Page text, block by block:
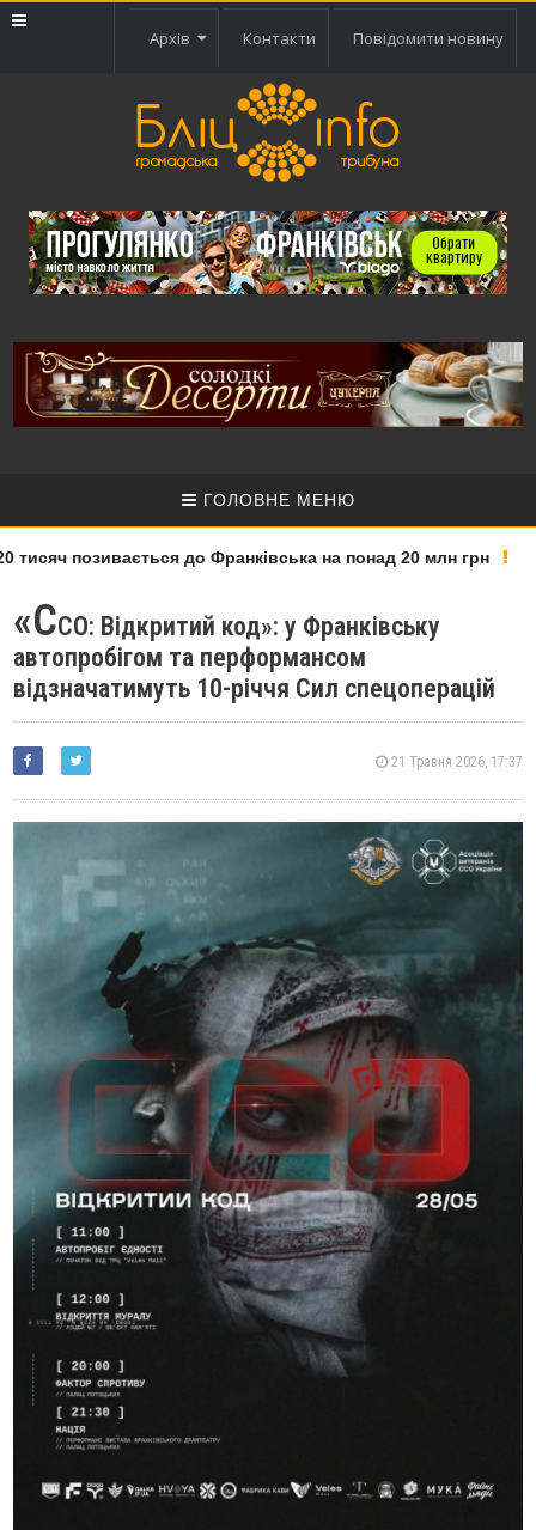
Архів Контакти Повідомити новину
ГОЛОВНЕ МЕНЮ
позивається до Франківська на понад 20 млн грн
«ССО: Відкритий код»: у Франківську
автопробігом та перформансом
відзначатимуть 10-річчя Сил спецоперацій
21 Травня 2026, 17:37